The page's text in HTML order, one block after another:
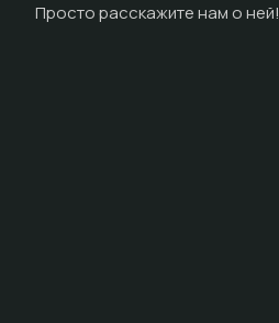
Просто расскажите нам о ней!